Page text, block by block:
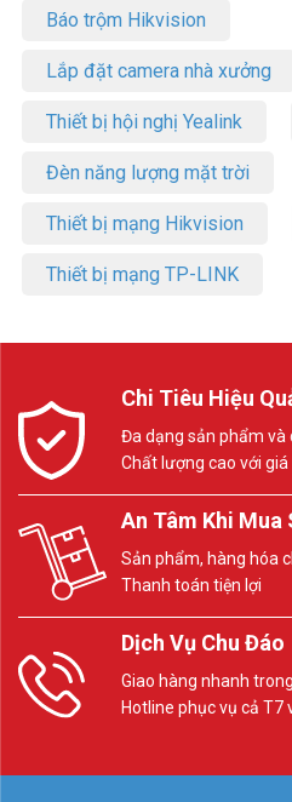
Báo trộm Hikvision
Lắp đặt camera nhà xưởng
Thiết bị hội nghị Yealink
Đèn năng lượng mặt trời
Thiết bị mạng Hikvision
Thiết bị mạng TP-LINK
Chi Tiêu Hiệu
Đa dạng sản phẩm và
Chất lượng cao với giá
An Tâm Khi Mua
Sản phẩm, hàng hóa
Thanh toán tiện lợi
Dịch Vụ Chu Đáo
Giao hàng nhanh
Hotline phục vụ cả T7